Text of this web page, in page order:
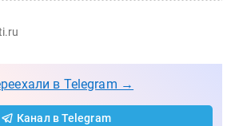
в Telegram →
Канал в Telegram